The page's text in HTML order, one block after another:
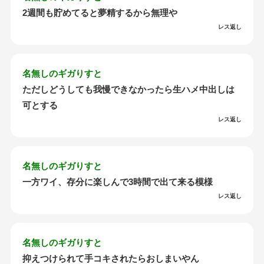
2週間も貯めてると夢精するから無理や
レス返し
名無しのギガりすと
ただしどうしても我慢できなかったら生ハメ中出しは
可とする
レス返し
名無しのギガりすと
一方ワイ、存分に楽しんで3時間で出て来る模様
レス返し
名無しのギガりすと
抑えつけられて手コキされたらおしまいやん